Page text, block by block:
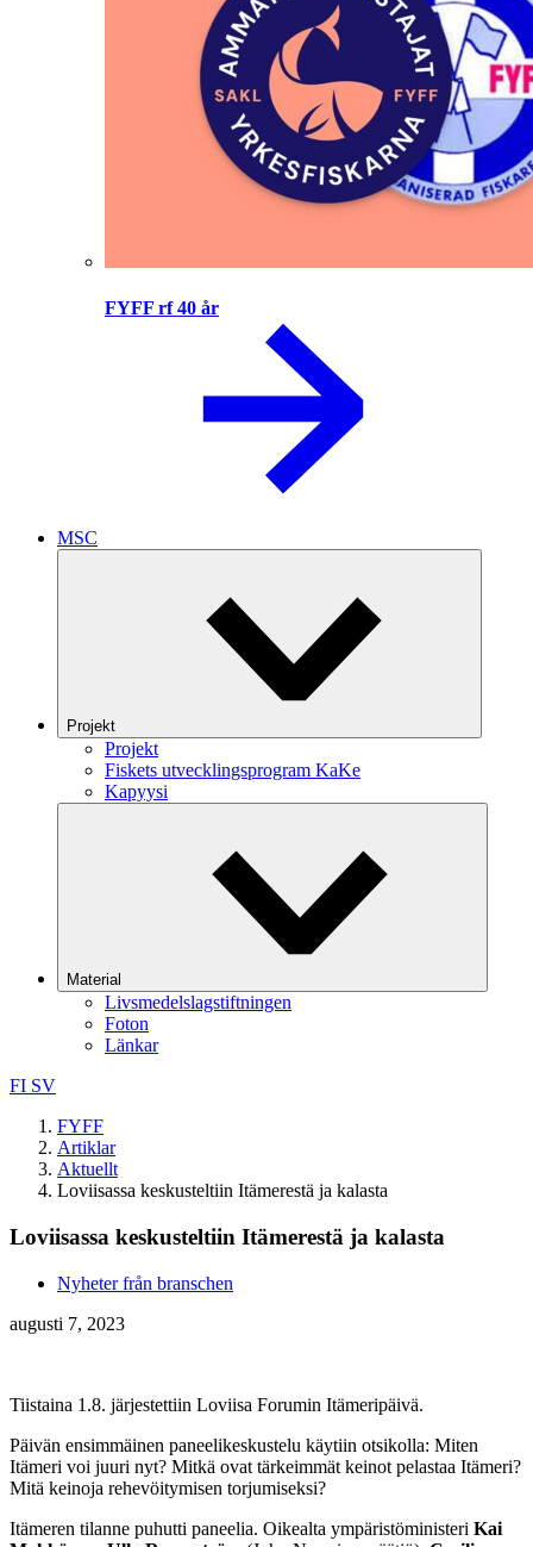
FYFF rf 40 år
MSC
Projekt
Projekt
Fiskets utvecklingsprogram KaKe
Kapyysi
Material
Livsmedelslagstiftningen
Foton
Länkar
FI SV
FYFF
Artiklar
Aktuellt
Loviisassa keskusteltiin Itämerestä ja kalasta
Loviisassa keskusteltiin Itämerestä ja kalasta
Nyheter från branschen
augusti 7, 2023
Tiistaina 1.8. järjestettiin Loviisa Forumin Itämeripäivä.
Päivän ensimmäinen paneelikeskustelu käytiin otsikolla: Miten
Itämeri voi juuri nyt? Mitkä ovat tärkeimmät keinot pelastaa Itämeri?
Mitä keinoja rehevöitymisen torjumiseksi?
Itämeren tilanne puhutti paneelia. Oikealta ympäristöministeri Kai